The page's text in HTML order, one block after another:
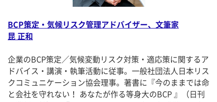
BCP策定・気候リスク管理アドバイザー、文筆家
昆 正和
企業のBCP策定／気候変動リスク対策・適応策に関するア
ドバイス・講演・執筆活動に従事。一般社団法人日本リス
クコミュニケーション協会理事。著書に『今のままでは命
と会社を守れない！ あなたが作る等身大のBCP 』（日刊